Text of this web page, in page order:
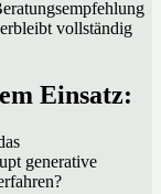
vollständig
Einsatz:
generative